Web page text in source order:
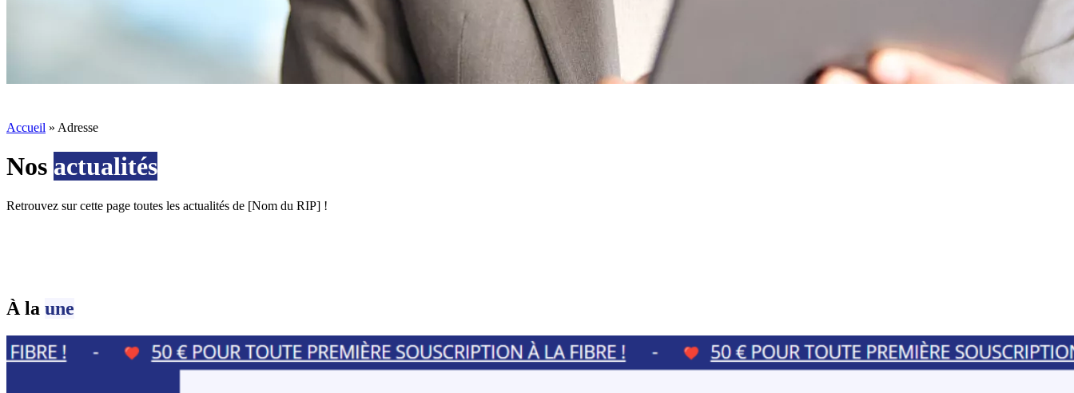
Accueil » Adresse
Nos actualités
Retrouvez sur cette page toutes les actualités de [Nom du RIP] !
À la une